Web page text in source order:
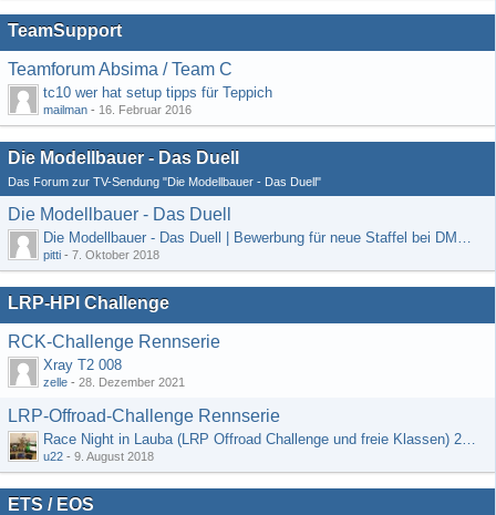
TeamSupport
Teamforum Absima / Team C
tc10 wer hat setup tipps für Teppich
mailman - 16. Februar 2016
Die Modellbauer - Das Duell
Das Forum zur TV-Sendung "Die Modellbauer - Das Duell"
Die Modellbauer - Das Duell
Die Modellbauer - Das Duell | Bewerbung für neue Staffel bei DMAX *Werbung*
pitti - 7. Oktober 2018
LRP-HPI Challenge
RCK-Challenge Rennserie
Xray T2 008
zelle - 28. Dezember 2021
LRP-Offroad-Challenge Rennserie
Race Night in Lauba (LRP Offroad Challenge und freie Klassen) 25/26.08
u22 - 9. August 2018
ETS / EOS